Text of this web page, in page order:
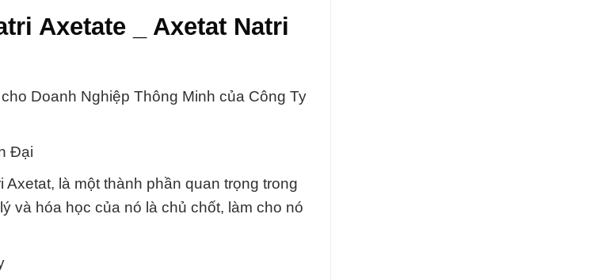
Axetate _ Axetat Natri
Doanh Nghiệp Thông Minh của Công Ty
Đại
là một thành phần quan trọng trong
và hóa học của nó là chủ chốt, làm cho nó